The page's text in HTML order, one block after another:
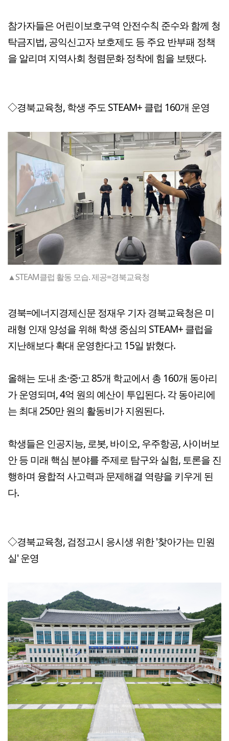
참가자들은 어린이보호구역 안전수칙 준수와 함께 청
탁금지법, 공익신고자 보호제도 등 주요 반부패 정책
을 알리며 지역사회 청렴문화 정착에 힘을 보탰다.
◇경북교육청, 학생 주도 STEAM+ 클럽 160개 운영
▲STEAM클럽 활동 모습. 제공=경북교육청
경북=에너지경제신문 정재우 기자 경북교육청은 미
래형 인재 양성을 위해 학생 중심의 STEAM+ 클럽을
지난해보다 확대 운영한다고 15일 밝혔다.
올해는 도내 초·중·고 85개 학교에서 총 160개 동아리
가 운영되며, 4억 원의 예산이 투입된다. 각 동아리에
는 최대 250만 원의 활동비가 지원된다.
학생들은 인공지능, 로봇, 바이오, 우주항공, 사이버보
안 등 미래 핵심 분야를 주제로 탐구와 실험, 토론을 진
행하며 융합적 사고력과 문제해결 역량을 키우게 된
다.
◇경북교육청, 검정고시 응시생 위한 '찾아가는 민원
실' 운영